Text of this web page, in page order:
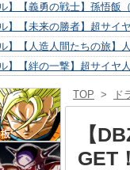
】【義勇の戦士】孫悟飯
】【未来の勝者】超サ
】【人造人間たちの旅】
】【絆の一撃】超サイ
】【抗い続ける精神力】
】【技巧とひらめき】ク
】【新たに得た好機】人
TOP > ド
【
GET